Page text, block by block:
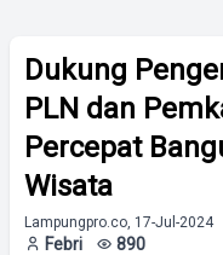
Dukung
PLN dan
Percepat
Wisata
Lampungpro.co, 17-Jul-2024
Febri 890